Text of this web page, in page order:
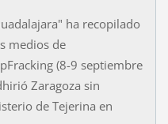
ha recopilado
medios de
(8-9 septiembre
Zaragoza sin
de Tejerina en